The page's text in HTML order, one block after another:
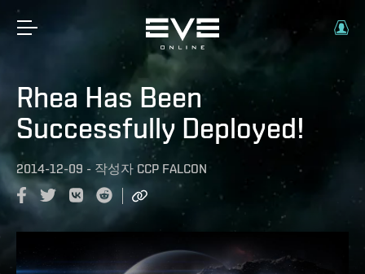
Rhea Has Been
Successfully Deployed!
2014-12-09 - 작성자 CCP FALCON